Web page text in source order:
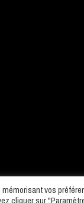
vos
cliquer sur